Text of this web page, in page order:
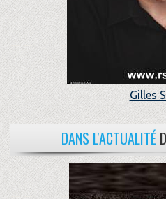
Gilles
DANS L'ACTUALITÉ